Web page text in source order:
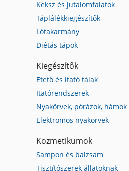
Keksz és jutalomfalatok
Táplálékkiegészítők
Lótakarmány
Diétás tápok
Kiegészítők
Etető és itató tálak
Itatórendszerek
Nyakörvek, pórázok, hámok
Elektromos nyakörvek
Kozmetikumok
Sampon és balzsam
Tisztítószerek állatoknak